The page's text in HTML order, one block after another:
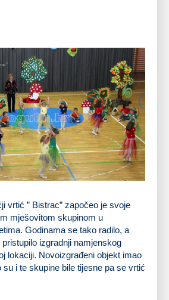
vrtić ” Bistrac” započeo je svoje
mješovitom skupinom u
Godinama se tako radilo, a
izgradnji namjenskog
lokaciji. Novoizgrađeni objekt imao
su i te skupine bile tijesne pa se vrtić